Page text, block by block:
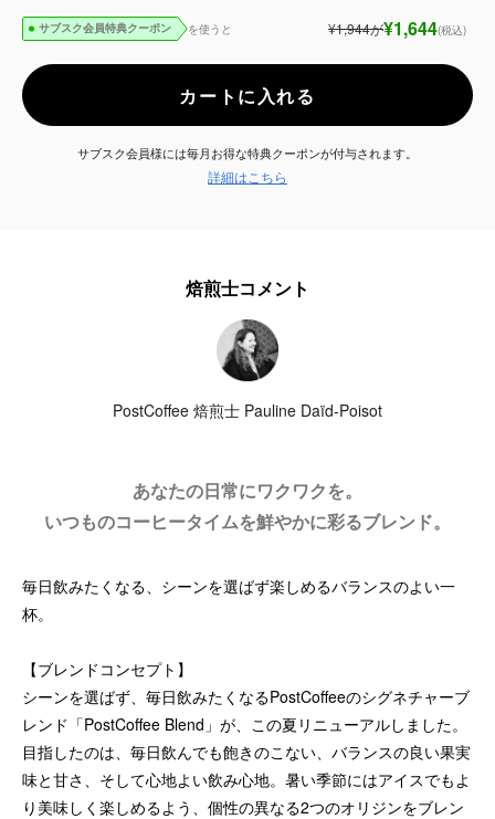
サブスク会員特典クーポン を使うと ¥1,944が¥1,644(税込)
カートに入れる
サブスク会員様には毎月お得な特典クーポンが付与されます。
詳細はこちら
焙煎士コメント
PostCoffee 焙煎士 Pauline Daïd-Poisot
あなたの日常にワクワクを。
いつものコーヒータイムを鮮やかに彩るブレンド。
毎日飲みたくなる、シーンを選ばず楽しめるバランスのよい一
杯。
【ブレンドコンセプト】
シーンを選ばず、毎日飲みたくなるPostCoffeeのシグネチャーブ
レンド「PostCoffee Blend」が、この夏リニューアルしました。
目指したのは、毎日飲んでも飽きのこない、バランスの良い果実
味と甘さ、そして心地よい飲み心地。暑い季節にはアイスでもよ
り美味しく楽しめるよう、個性の異なる2つのオリジンをブレン